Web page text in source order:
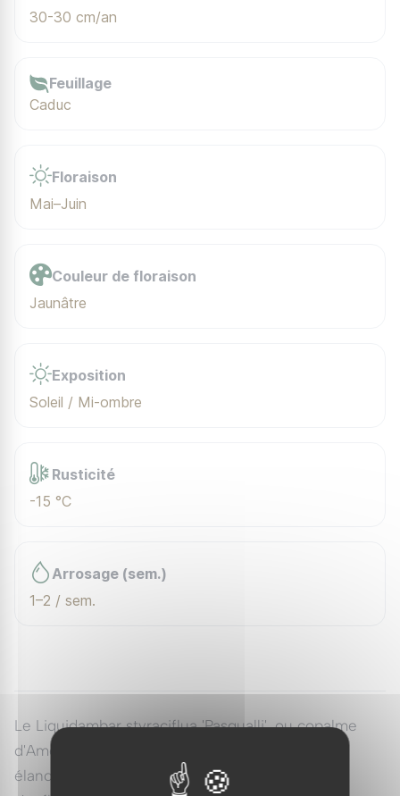
30-30 cm/an
Feuillage
Caduc
Floraison
Mai–Juin
Couleur de floraison
Jaunâtre
Exposition
Soleil / Mi-ombre
Rusticité
-15 °C
Arrosage (sem.)
1–2 / sem.
Le Liquidambar styraciflua 'Pasqualli', ou copalme
d'Amérique 'Pasqualli', est une forme colonnaire
élancée, dont la silhouette en colonne étroite